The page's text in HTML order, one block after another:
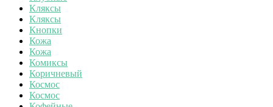
Кляксы
Кляксы
Кнопки
Кожа
Кожа
Комиксы
Коричневый
Космос
Космос